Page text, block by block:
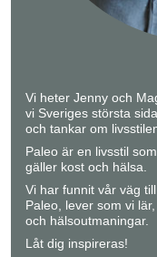
Vi heter Jenny och
vi Sveriges största
och tankar om
Paleo är en livsstil
gäller kost och hälsa.
Vi har funnit vår väg
Paleo, lever som vi
och hälsoutmaningar.
Låt dig inspireras!